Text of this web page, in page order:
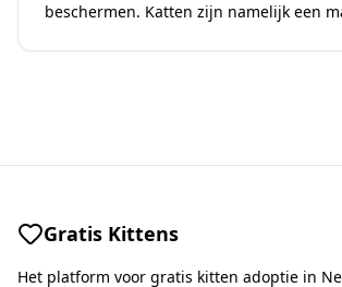
beschermen. Katten zijn namelijk een
Gratis Kittens
Het platform voor gratis kitten adoptie in